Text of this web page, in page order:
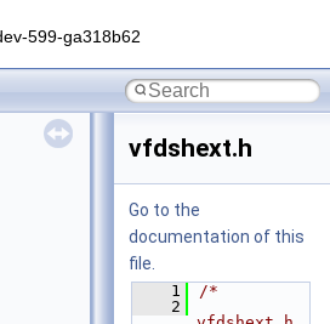
599-ga318b62
vfdshext.h
Go to the
documentation of this
file.
    1
/*
    2